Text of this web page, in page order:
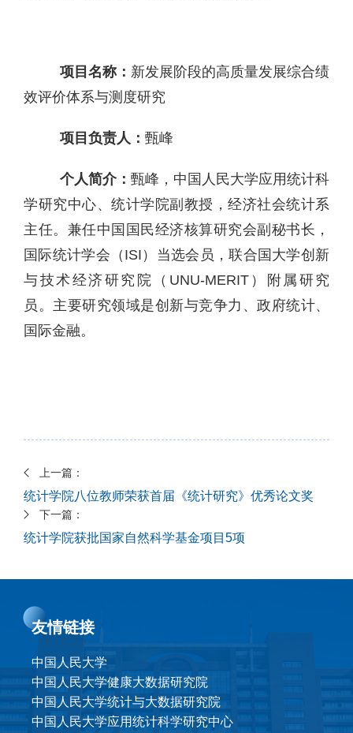
项目名称： 新发展阶段的高质量发展综合绩
效评价体系与测度研究
项目负责人： 甄峰
个人简介： 甄峰，中国人民大学应用统计科
学研究中心、统计学院副教授，经济社会统计系
主任。兼任中国国民经济核算研究会副秘书长，
国际统计学会（ISI）当选会员，联合国大学创新
与技术经济研究院（UNU-MERIT）附属研究
员。主要研究领域是创新与竞争力、政府统计、
国际金融。
上一篇：
统计学院八位教师荣获首届《统计研究》优秀论文奖
下一篇：
统计学院获批国家自然科学基金项目5项
友情链接
中国人民大学
中国人民大学健康大数据研究院
中国人民大学统计与大数据研究院
中国人民大学应用统计科学研究中心